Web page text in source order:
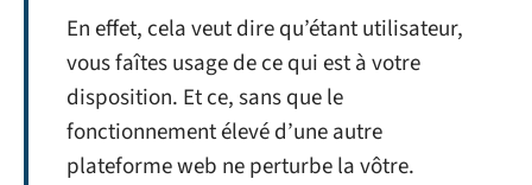
En effet, cela veut dire qu’étant utilisateur,
vous faîtes usage de ce qui est à votre
disposition. Et ce, sans que le
fonctionnement élevé d’une autre
plateforme web ne perturbe la vôtre.